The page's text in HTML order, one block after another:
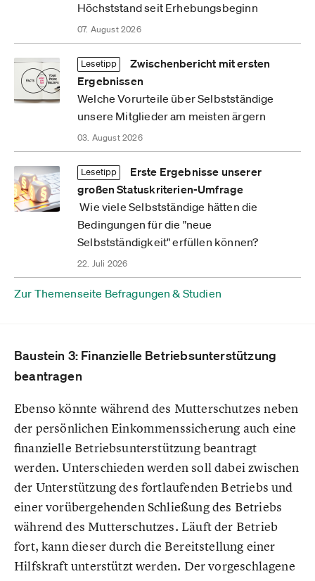
Höchststand seit Erhebungsbeginn
07. August 2026
Lesetipp
Zwischenbericht mit ersten
Ergebnissen
Welche Vorurteile über Selbstständige
unsere Mitglieder am meisten ärgern
03. August 2026
Lesetipp
Erste Ergebnisse unserer
großen Statuskriterien-Umfrage
Wie viele Selbstständige hätten die
Bedingungen für die "neue
Selbstständigkeit" erfüllen können?
22. Juli 2026
Zur Themenseite Befragungen & Studien
Baustein 3: Finanzielle Betriebsunterstützung
beantragen
Ebenso könnte während des Mutterschutzes neben
der persönlichen Einkommenssicherung auch eine
finanzielle Betriebsunterstützung beantragt
werden. Unterschieden werden soll dabei zwischen
der Unterstützung des fortlaufenden Betriebs und
einer vorübergehenden Schließung des Betriebs
während des Mutterschutzes. Läuft der Betrieb
fort, kann dieser durch die Bereitstellung einer
Hilfskraft unterstützt werden. Der vorgeschlagene